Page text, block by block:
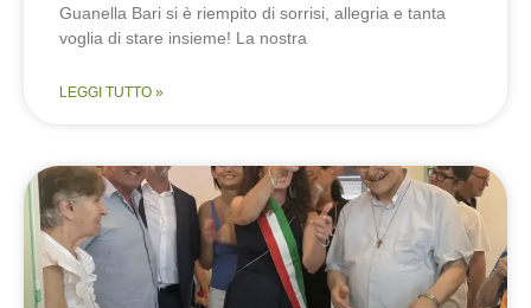
Guanella Bari si è riempito di sorrisi, allegria e tanta
voglia di stare insieme! La nostra
LEGGI TUTTO »